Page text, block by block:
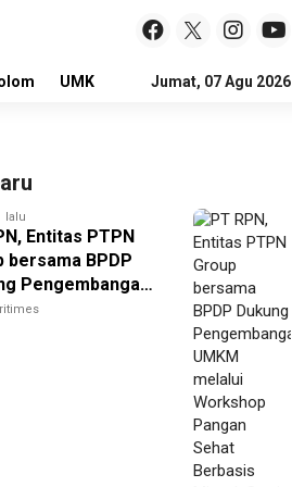
UMKM LOKER
Jumat, 07 Agu 2026
lalu
Entitas PTPN
bersama BPDP
Pengembangan
melalui Workshop